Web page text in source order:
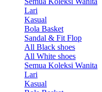
Lari
Kasual
Bola Basket
Sandal & Fit Flop
All Black shoes
All White shoes
Semua Koleksi Wanita
Lari
Kasual